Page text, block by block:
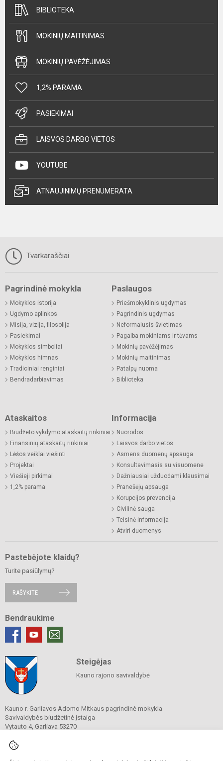
BIBLIOTEKA
MOKINIŲ MAITINIMAS
MOKINIŲ PAVĖŽĖJIMAS
1,2% PARAMA
PASIEKIMAI
LAISVOS DARBO VIETOS
YOUTUBE
ATNAUJINIMŲ PRENUMERATA
Tvarkaraščiai
Pagrindinė mokykla
Mokyklos istorija
Ugdymo aplinkos
Misija, vizija, filosofija
Pasiekimai
Mokyklos simboliai
Mokyklos himnas
Tradiciniai renginiai
Bendradarbiavimas
Paslaugos
Priešmokyklinis ugdymas
Pagrindinis ugdymas
Neformalusis švietimas
Pagalba mokiniams ir tėvams
Mokinių pavėžėjimas
Mokinių maitinimas
Patalpų nuoma
Biblioteka
Ataskaitos
Biudžeto vykdymo ataskaitų rinkiniai
Finansinių ataskaitų rinkiniai
Lėšos veiklai viešinti
Projektai
Viešieji pirkimai
1,2% parama
Informacija
Nuorodos
Laisvos darbo vietos
Asmens duomenų apsauga
Konsultavimasis su visuomene
Dažniausiai užduodami klausimai
Pranešėjų apsauga
Korupcijos prevencija
Civilinė sauga
Teisinė informacija
Atviri duomenys
Pastebėjote klaidų?
Turite pasiūlymų?
RAŠYKITE
Bendraukime
Steigėjas
Kauno rajono savivaldybė
Kauno r. Garliavos Adomo Mitkaus pagrindinė mokykla
Savivaldybės biudžetinė įstaiga
Vytauto 4, Garliava 53270
El. p.